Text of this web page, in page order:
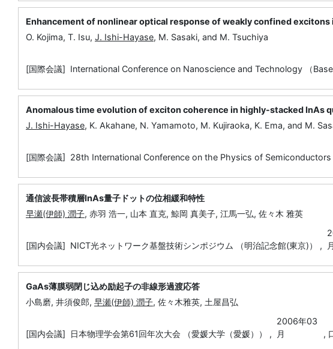
Enhancement of nonlinear optical response of weakly confined
O. Kojima, T. Isu, J. Ishi-Hayase, M. Sasaki, and M. Tsuchiya
[国際会議] International Conference on Nanoscience and Technology （
Anomalous time evolution of exciton coherence in highly-stacked InAs
J. Ishi-Hayase, K. Akahane, N. Yamamoto, M. Kujiraoka, K. Ema, and M.
[国際会議] 28th International Conference on the Physics of Semiconductors
通信波長帯積層InAs量子ドットの位相緩和特性
早瀬(伊師) 潤子, 赤羽 浩一, 山本 直克, 鯨岡 真美子, 江馬一弘, 佐々木 雅英
[国内会議] NICT光ネットワーク基盤技術シンポジウム （明治記念館(東京)） ,
月
GaAs薄膜弱閉じ込め励起子の非線形過渡応答
小島磨, 井須俊郎, 早瀬(伊師) 潤子, 佐々木雅英, 土屋昌弘
[国内会議] 日本物理学会第61回年次大会 （愛媛大学（愛媛）） ,
2006年03
月
,